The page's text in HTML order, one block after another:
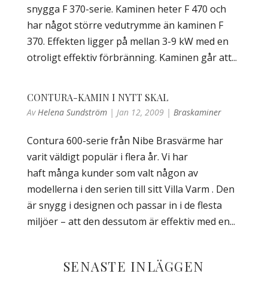
snygga F 370-serie. Kaminen heter F 470 och
har något större vedutrymme än kaminen F
370. Effekten ligger på mellan 3-9 kW med en
otroligt effektiv förbränning. Kaminen går att...
CONTURA-KAMIN I NYTT SKAL
AvHelena Sundström| Jan 12, 2009| Braskaminer
Contura 600-serie från Nibe Brasvärme har
varit väldigt populär i flera år. Vi har
haft många kunder som valt någon av
modellerna i den serien till sitt Villa Varm . Den
är snygg i designen och passar in i de flesta
miljöer – att den dessutom är effektiv med en...
SENASTE INLÄGGEN